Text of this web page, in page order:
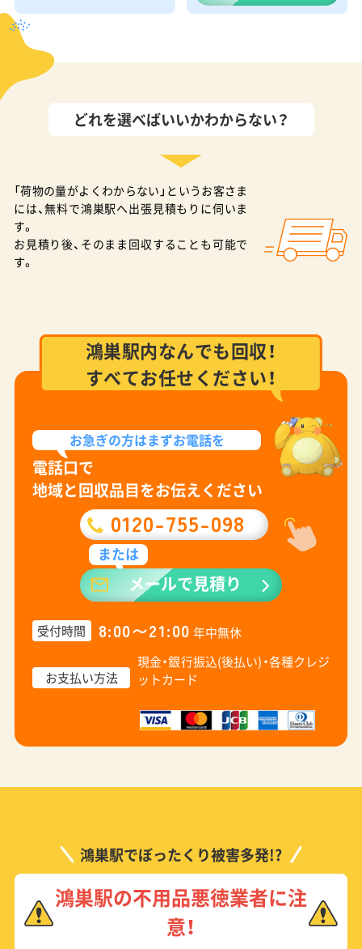
どれを選べばいいかわからない？
「荷物の量がよくわからない」というお客さま
には、無料で鴻巣駅へ出張見積もりに伺いま
す。
お見積り後、そのまま回収することも可能で
す。
鴻巣駅内なんでも回収！
すべてお任せください！
お急ぎの方はまずお電話を
電話口で
地域と回収品目をお伝えください
0120-755-098
または
メールで見積り
受付時間 8:00〜21:00 年中無休
お支払い方法
現金・銀行振込(後払い)・各種クレジ
ットカード
鴻巣駅でぼったくり被害多発!?
鴻巣駅の不用品悪徳業者に注
意！